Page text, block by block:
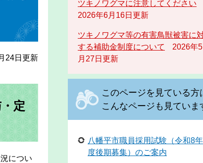
24日更新
定
につい
ツキノワグマに注意してください
2026年6月16日更新
ツキノワグマ等の有害鳥獣被害に
する補助金制度について
2026年5
月27日更新
このページを見ている方
こんなページも見ていま
八幡平市職員採用試験（令和8年
度後期募集）のご案内